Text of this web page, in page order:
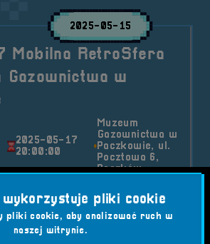
2025-05-15
Mobilna RetroSfera
Gazownictwa w
2025-05-17
20:00:00
Muzeum
Gazownictwa w
Paczkowie, ul.
Pocztowa 6,
Paczków
Paczkowie na wyjątkową Noc
na Was noc pełna atrakcji,
pliki cookie
pliki cookie, aby analizować ruch w
naszej witrynie.